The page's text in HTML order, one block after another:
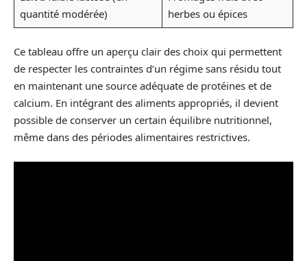
quantité modérée)
herbes ou épices
Ce tableau offre un aperçu clair des choix qui permettent
de respecter les contraintes d’un régime sans résidu tout
en maintenant une source adéquate de protéines et de
calcium. En intégrant des aliments appropriés, il devient
possible de conserver un certain équilibre nutritionnel,
même dans des périodes alimentaires restrictives.